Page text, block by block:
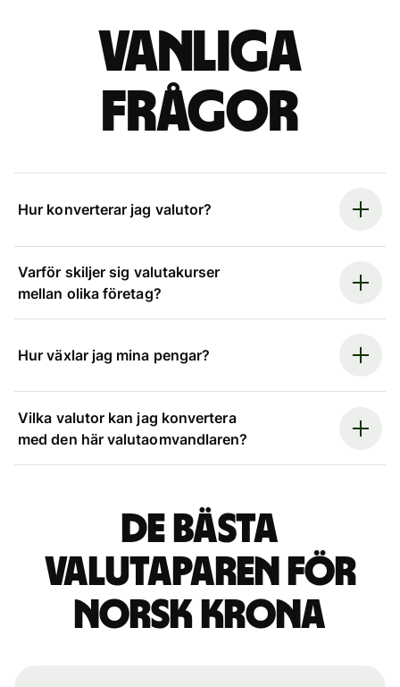
Vanliga
frågor
Hur konverterar jag valutor?
Varför skiljer sig valutakurser
mellan olika företag?
Hur växlar jag mina pengar?
Vilka valutor kan jag konvertera
med den här valutaomvandlaren?
De bästa
valutaparen för
norsk krona